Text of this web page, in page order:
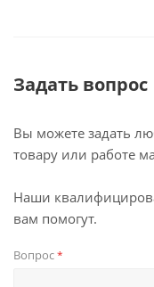
Задать вопрос
Вы можете задать
товару или работе
Наши
вам помогут.
Вопрос*